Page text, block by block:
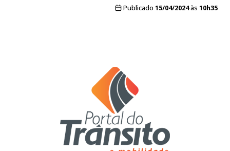
Publicado 15/04/2024às 10h35